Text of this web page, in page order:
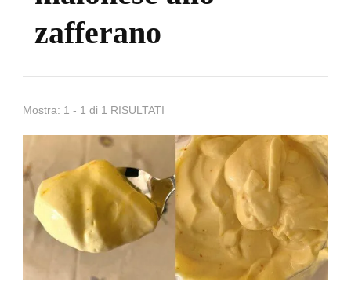
zafferano
Mostra: 1 - 1 di 1 RISULTATI